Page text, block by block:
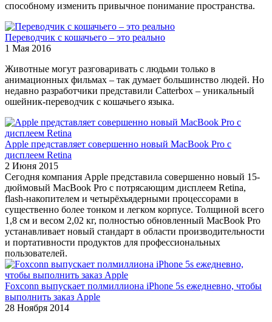
способному изменить привычное понимание пространства.
Переводчик с кошачьего – это реально
1 Мая 2016
Животные могут разговаривать с людьми только в
анимационных фильмах – так думает большинство людей. Но
недавно разработчики представили Catterbox – уникальный
ошейник-переводчик с кошачьего языка.
Apple представляет совершенно новый MacBook Pro с
дисплеем Retina
2 Июня 2015
Сегодня компания Apple представила совершенно новый 15-
дюймовый MacBook Pro с потрясающим дисплеем Retina,
flash-накопителем и четырёхъядерными процессорами в
существенно более тонком и легком корпусе. Толщиной всего
1,8 см и весом 2,02 кг, полностью обновленный MacBook Pro
устанавливает новый стандарт в области производительности
и портативности продуктов для профессиональных
пользователей.
Foxconn выпускает полмиллиона iPhone 5s ежедневно, чтобы
выполнить заказ Apple
28 Ноября 2014